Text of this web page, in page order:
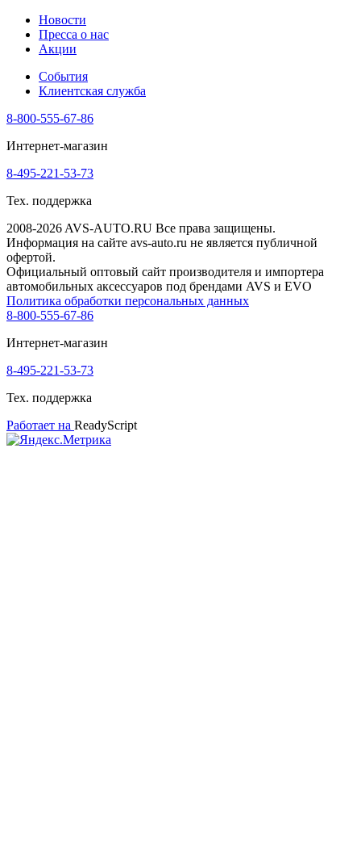
Новости
Пресса о нас
Акции
События
Клиентская служба
8-800-555-67-86
Интернет-магазин
8-495-221-53-73
Тех. поддержка
2008-2026 AVS-AUTO.RU Все права защищены.
Информация на сайте avs-auto.ru не является публичной
офертой.
Официальный оптовый сайт производителя и импортера
автомобильных аксессуаров под брендами AVS и EVO
Политика обработки персональных данных
8-800-555-67-86
Интернет-магазин
8-495-221-53-73
Тех. поддержка
Работает на ReadyScript